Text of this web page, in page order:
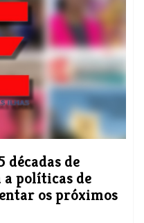
décadas de
a políticas de
os próximos